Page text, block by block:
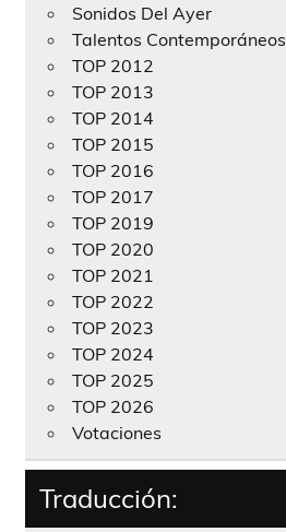
Sonidos Del Ayer
Talentos Contemporáneos
TOP 2012
TOP 2013
TOP 2014
TOP 2015
TOP 2016
TOP 2017
TOP 2019
TOP 2020
TOP 2021
TOP 2022
TOP 2023
TOP 2024
TOP 2025
TOP 2026
Votaciones
Traducción: